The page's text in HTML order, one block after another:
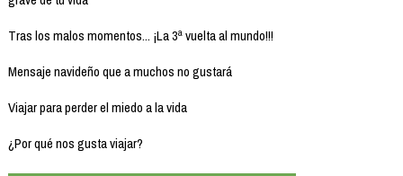
Tras los malos momentos... ¡La 3ª vuelta al mundo!!!
Mensaje navideño que a muchos no gustará
Viajar para perder el miedo a la vida
¿Por qué nos gusta viajar?